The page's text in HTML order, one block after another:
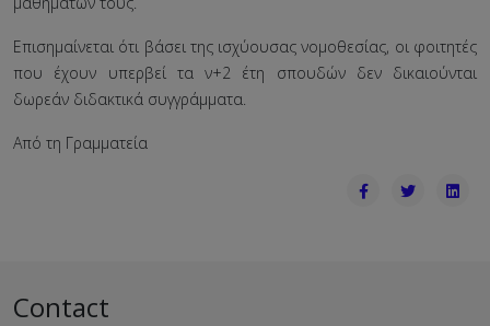
Επισημαίνεται ότι βάσει της ισχύουσας νομοθεσίας, οι φοιτητές
που έχουν υπερβεί τα ν+2 έτη σπουδών δεν δικαιούνται
δωρεάν διδακτικά συγγράμματα.
Από τη Γραμματεία
Contact